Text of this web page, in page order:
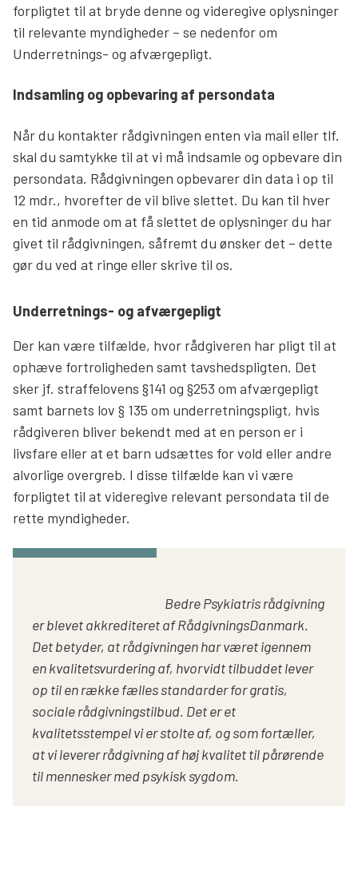
forpligtet til at bryde denne og videregive oplysninger
til relevante myndigheder – se nedenfor om
Underretnings- og afværgepligt.
Indsamling og opbevaring af persondata
Når du kontakter rådgivningen enten via mail eller tlf.
skal du samtykke til at vi må indsamle og opbevare din
persondata. Rådgivningen opbevarer din data i op til
12 mdr., hvorefter de vil blive slettet. Du kan til hver
en tid anmode om at få slettet de oplysninger du har
givet til rådgivningen, såfremt du ønsker det – dette
gør du ved at ringe eller skrive til os.
Underretnings- og afværgepligt
Der kan være tilfælde, hvor rådgiveren har pligt til at
ophæve fortroligheden samt tavshedspligten. Det
sker jf. straffelovens §141 og §253 om afværgepligt
samt barnets lov § 135 om underretningspligt, hvis
rådgiveren bliver bekendt med at en person er i
livsfare eller at et barn udsættes for vold eller andre
alvorlige overgreb. I disse tilfælde kan vi være
forpligtet til at videregive relevant persondata til de
rette myndigheder.
Bedre Psykiatris rådgivning
er blevet akkrediteret af RådgivningsDanmark.
Det betyder, at rådgivningen har været igennem
en kvalitetsvurdering af, hvorvidt tilbuddet lever
op til en række fælles standarder for gratis,
sociale rådgivningstilbud. Det er et
kvalitetsstempel vi er stolte af, og som fortæller,
at vi leverer rådgivning af højkvalitet til pårørende
til mennesker med psykisk sygdom.